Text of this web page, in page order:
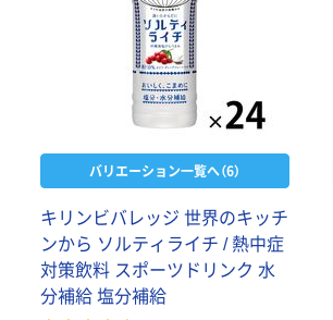
バリエーション一覧へ（6）
キリンビバレッジ 世界のキッチ
ンから ソルティライチ / 熱中症
対策飲料 スポーツドリンク 水
分補給 塩分補給